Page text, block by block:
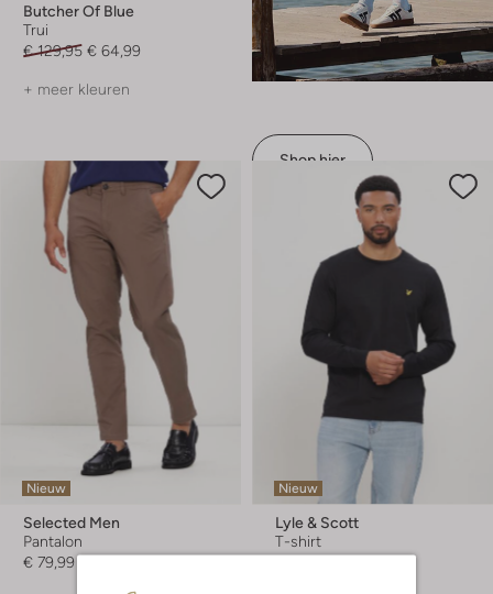
Butcher Of Blue
Trui
€ 129,95 € 64,99
+ meer kleuren
Shop hier
Nieuw
Selected Men
Pantalon
€ 79,99
Nieuw
Lyle & Scott
T-shirt